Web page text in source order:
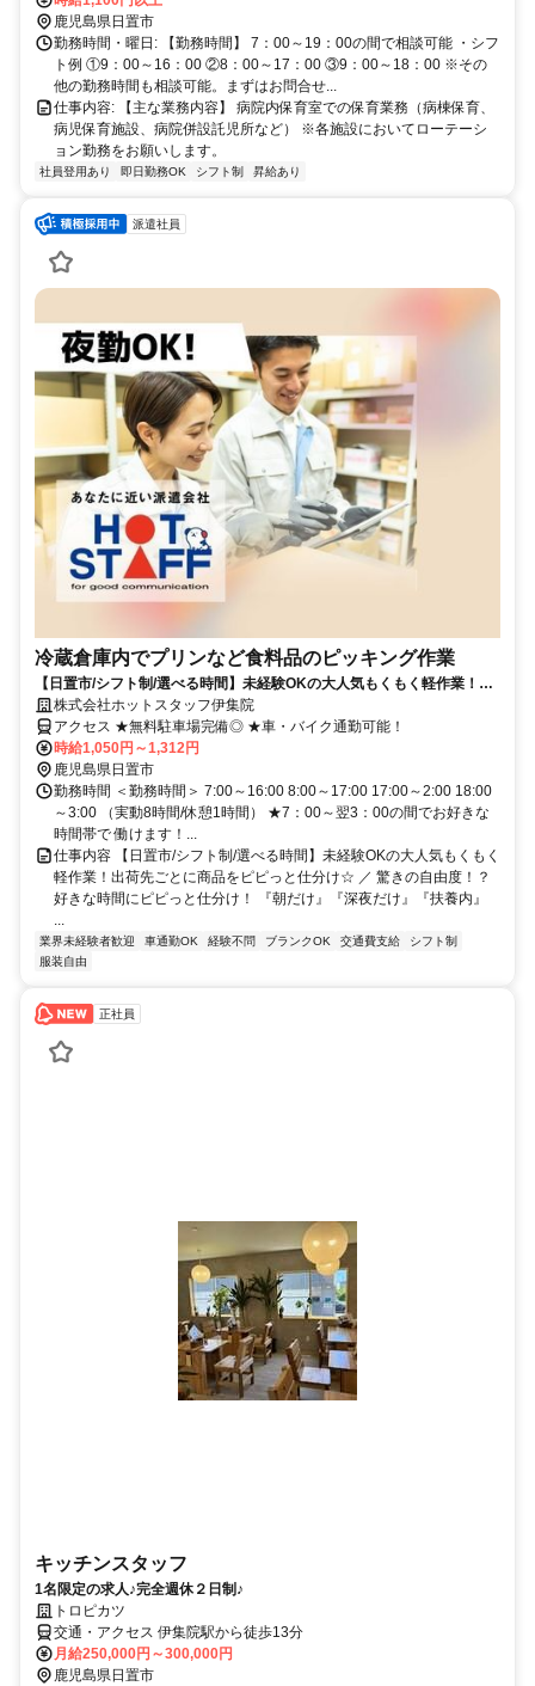
之元駅 車 13分 鹿児島本線(川内－鹿児島中央) 薩摩松元駅 車 14分 鹿
児島本線(川内－鹿児島中央) 上伊集院駅 車 17分
鹿児島県日置市
勤務時間・曜日: 【勤務時間】 7：00～19：00の間で相談可能 ・シフ
ト例 ①9：00～16：00 ②8：00～17：00 ③9：00～18：00 ※その
他の勤務時間も相談可能。まずはお問合せ...
仕事内容: 【主な業務内容】 病院内保育室での保育業務（病棟保育、
病児保育施設、病院併設託児所など） ※各施設においてローテーシ
ョン勤務をお願いします。
社員登用あり 即日勤務OK シフト制 昇給あり
派遣社員
冷蔵倉庫内でプリンなど食料品のピッキング作業
【日置市/シフト制/選べる時間】未経験OKの大人気もくもく軽作業！出
荷先ごとに商品をピピっと仕分け☆
株式会社ホットスタッフ伊集院
アクセス ★無料駐車場完備◎ ★車・バイク通勤可能！
時給1,050円～1,312円
鹿児島県日置市
勤務時間 ＜勤務時間＞ 7:00～16:00 8:00～17:00 17:00～2:00 18:00
～3:00 （実動8時間/休憩1時間） ★7：00～翌3：00の間でお好きな
時間帯で 働けます！...
仕事内容 【日置市/シフト制/選べる時間】未経験OKの大人気もくもく
軽作業！出荷先ごとに商品をピピっと仕分け☆ ／ 驚きの自由度！？
好きな時間にピピっと仕分け！ 『朝だけ』『深夜だけ』『扶養内』
...
業界未経験者歓迎 車通勤OK 経験不問 ブランクOK 交通費支給
シフト制
服装自由
正社員
キッチンスタッフ
1名限定の求人♪完全週休２日制♪
トロピカツ
交通・アクセス 伊集院駅から徒歩13分
月給250,000円～300,000円
鹿児島県日置市